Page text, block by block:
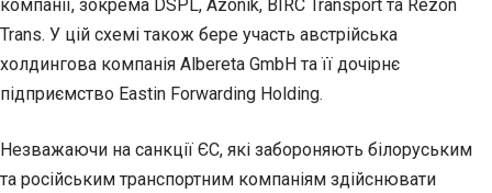
компанії, зокрема DSPL, Azonik, BIRC Transport та Rezon
Trans. У цій схемі також бере участь австрійська
холдингова компанія Albereta GmbH та її дочірнє
підприємство Eastin Forwarding Holding.
Незважаючи на санкції ЄС, які забороняють білоруським
та російським транспортним компаніям здійснювати